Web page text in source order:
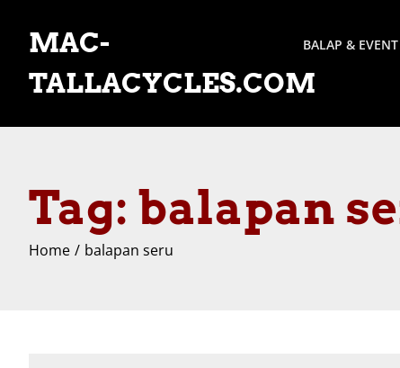
contentMAC-
TALLACYCLES.COM
BALAP & EVENT
Tag: balapan
Home balapan seru